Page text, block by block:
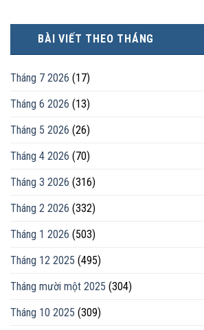
BÀI VIẾT THEO THÁNG
Tháng 7 2026 (17)
Tháng 6 2026 (13)
Tháng 5 2026 (26)
Tháng 4 2026 (70)
Tháng 3 2026 (316)
Tháng 2 2026 (332)
Tháng 1 2026 (503)
Tháng 12 2025 (495)
Tháng mười một 2025 (304)
Tháng 10 2025 (309)